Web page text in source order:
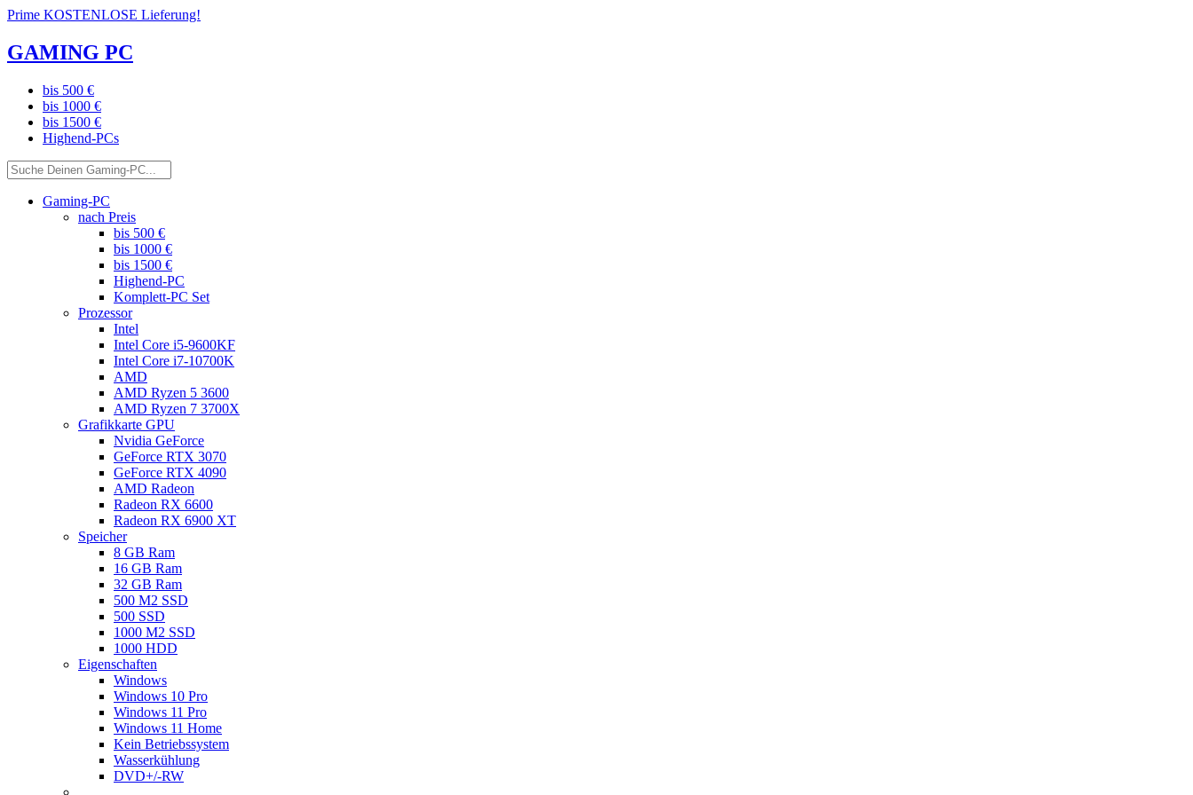
Prime KOSTENLOSE Lieferung!
GAMING PC
bis 500 €
bis 1000 €
bis 1500 €
Highend-PCs
Gaming-PC
nach Preis
bis 500 €
bis 1000 €
bis 1500 €
Highend-PC
Komplett-PC Set
Prozessor
Intel
Intel Core i5-9600KF
Intel Core i7-10700K
AMD
AMD Ryzen 5 3600
AMD Ryzen 7 3700X
Grafikkarte GPU
Nvidia GeForce
GeForce RTX 3070
GeForce RTX 4090
AMD Radeon
Radeon RX 6600
Radeon RX 6900 XT
Speicher
8 GB Ram
16 GB Ram
32 GB Ram
500 M2 SSD
500 SSD
1000 M2 SSD
1000 HDD
Eigenschaften
Windows
Windows 10 Pro
Windows 11 Pro
Windows 11 Home
Kein Betriebssystem
Wasserkühlung
DVD+/-RW